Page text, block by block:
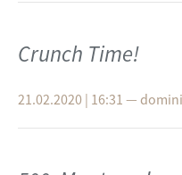
Crunch Time!
21.02.2020 | 16:31 —